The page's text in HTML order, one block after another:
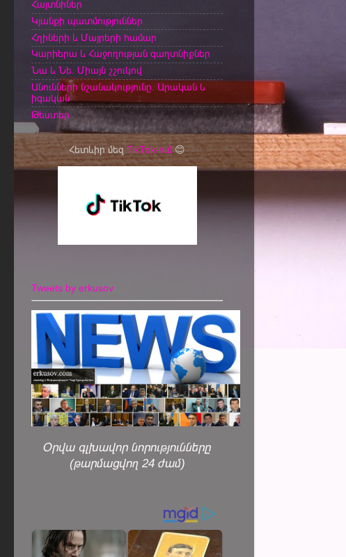
Հայտնիներ
Կյանքի պատմություններ
Հղիների և Մայրերի համար
Կարիերա և Հաջողության գաղտնիքներ
Նա և Նե. Միայն շշուկով
Անունների նշանակությունը. Արական և
իգական
Թեստեր
Հետևիր մեզ TikTok-ում😊
Tweets by erkusov
Օրվա գլխավոր նորությունները
(թարմացվող 24 ժամ)